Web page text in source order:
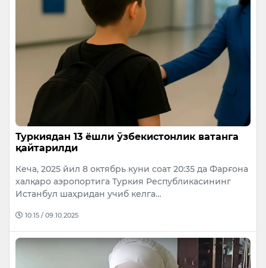
Туркиядан 13 ёшли ўзбекистонлик ватанга
қайтарилди
Кеча, 2025 йил 8 октябрь куни соат 20:35 да Фарғона
халқаро аэропортига Туркия Республикасининг
Истанбул шаҳридан учиб келга…
10:15 / 09.10.2025